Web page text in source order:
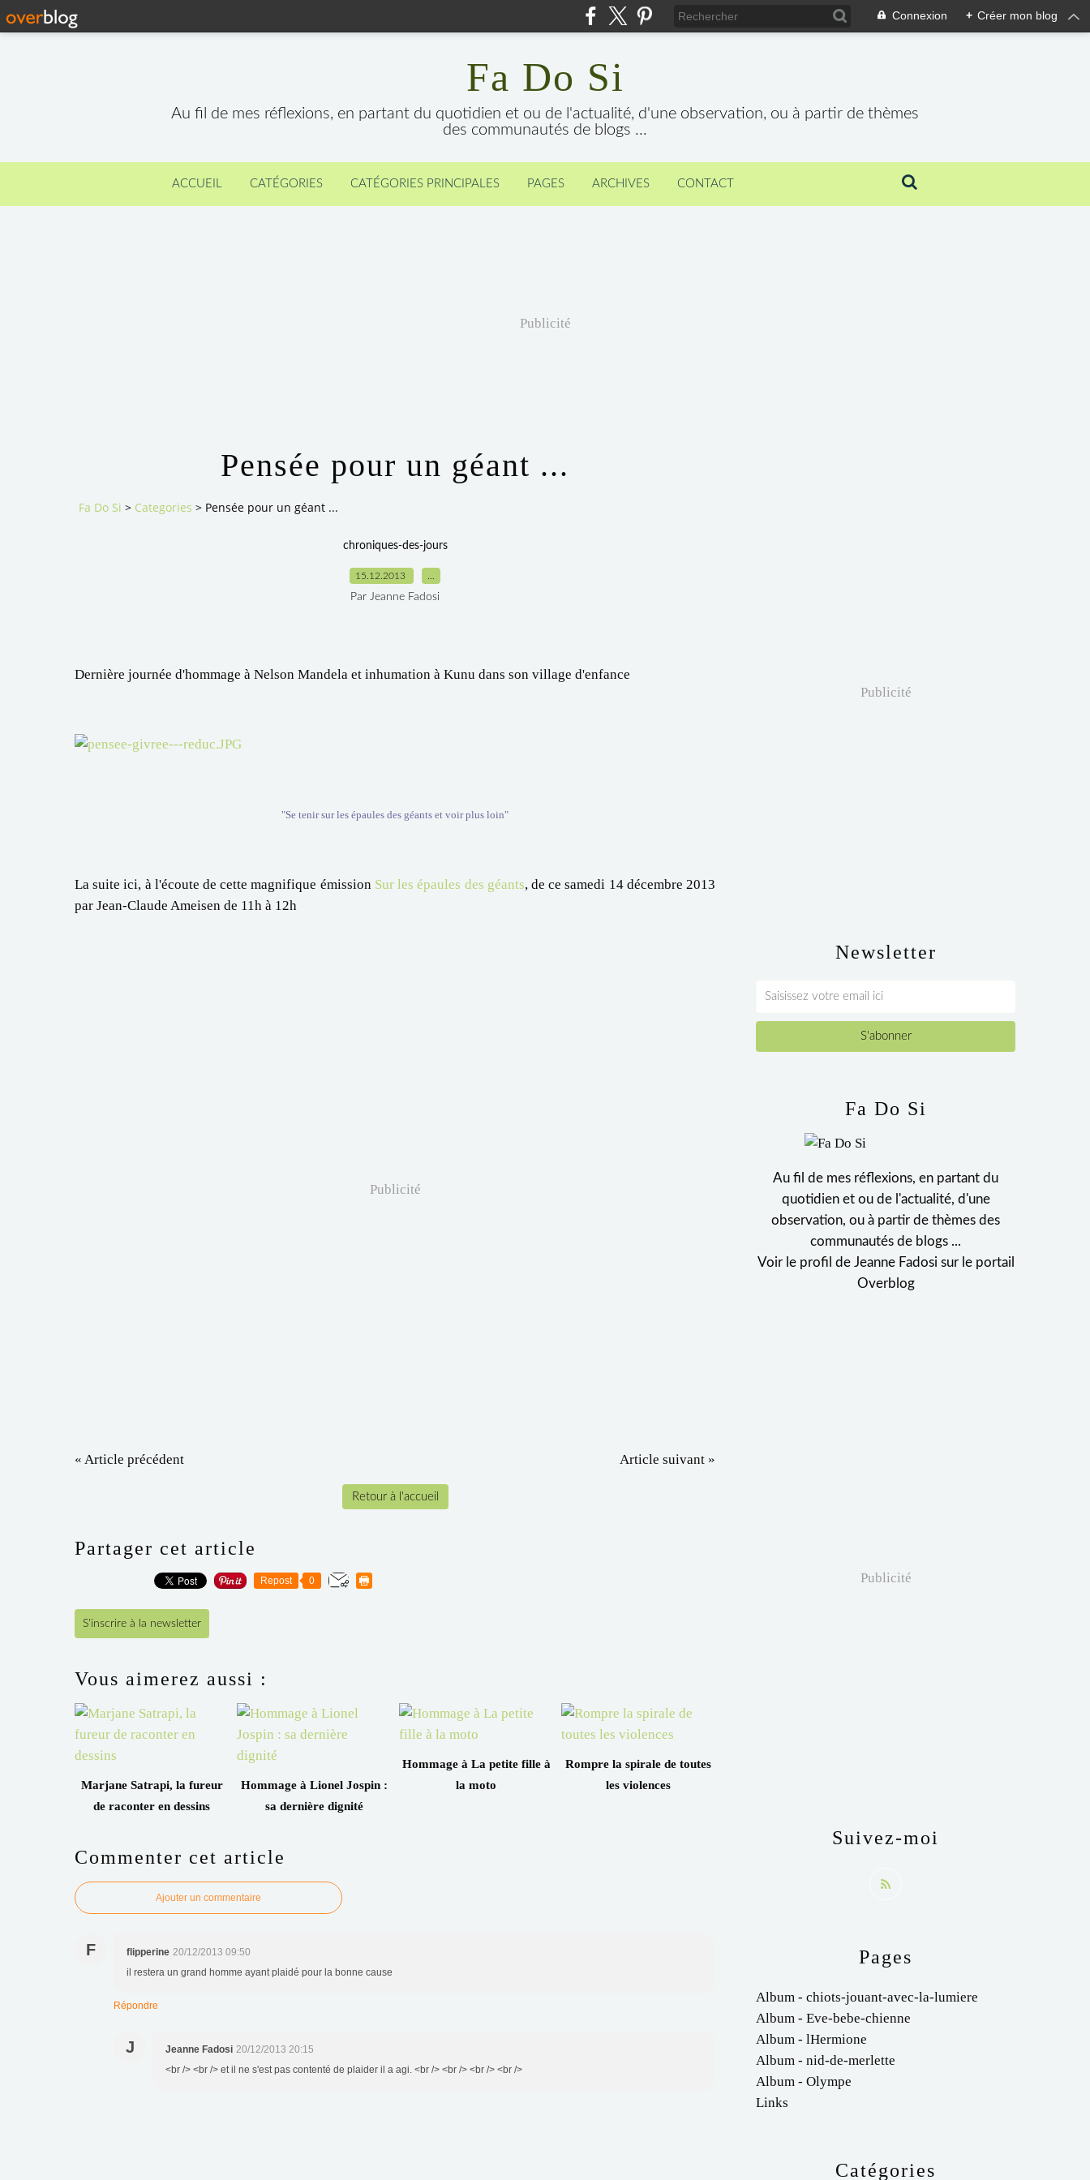
Connexion + Créer mon blog
Fa Do Si
Au fil de mes réflexions, en partant du quotidien et ou de l'actualité, d'une observation, ou à partir de thèmes
des communautés de blogs ...
ACCUEIL CATÉGORIES CATÉGORIES PRINCIPALES PAGES ARCHIVES CONTACT
Publicité
Pensée pour un géant ...
Fa Do Si > Categories > Pensée pour un géant ...
chroniques-des-jours
15.12.2013
Par Jeanne Fadosi
Dernière journée d'hommage à Nelson Mandela et inhumation à Kunu dans son village d'enfance
"Se tenir sur les épaules des géants et voir plus loin"
La suite ici, à l'écoute de cette magnifique émission Sur les épaules des géants, de ce samedi 14 décembre 2013
par Jean-Claude Ameisen de 11h à 12h
Publicité
« Article précédent Article suivant »
Retour à l'accueil
Partager cet article
Repost 0
S'inscrire à la newsletter
Vous aimerez aussi :
Marjane Satrapi, la fureur
de raconter en dessins
Hommage à Lionel Jospin :
sa dernière dignité
Hommage à La petite fille à
la moto
Rompre la spirale de toutes
les violences
Commenter cet article
Ajouter un commentaire
F flipperine 20/12/2013 09:50
il restera un grand homme ayant plaidé pour la bonne cause
Répondre
J Jeanne Fadosi 20/12/2013 20:15
<br /> <br /> et il ne s'est pas contenté de plaider il a agi. <br /> <br /> <br /> <br />
Newsletter
Publicité
Catégories
Pages
Album - chiots-jouant-avec-la-lumiere
Album - Eve-bebe-chienne
Album - lHermione
Album - nid-de-merlette
Album - Olympe
Links
Fa Do Si
Au fil de mes réflexions, en partant du
quotidien et ou de l'actualité, d'une
observation, ou à partir de thèmes des
communautés de blogs ...
Voir le profil de Jeanne Fadosi sur le portail
Overblog
Suivez-moi
Publicité